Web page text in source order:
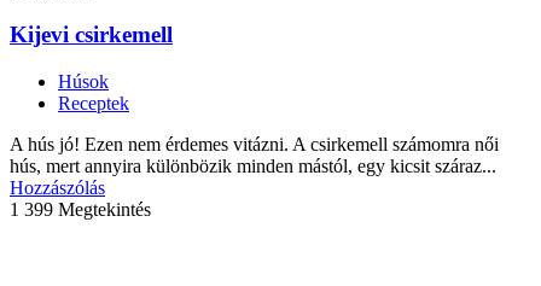
Kijevi csirkemell
Húsok
Receptek
A hús jó! Ezen nem érdemes vitázni. A csirkemell számomra női
hús, mert annyira különbözik minden mástól, egy kicsit száraz...
Hozzászólás
1 399 Megtekintés